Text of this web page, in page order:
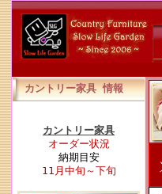
カントリー家具 情報
カントリー家具
オーダー状況
納期目安
11月中旬～下旬